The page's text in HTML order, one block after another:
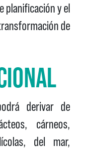
planificación y el
de
derivar de
cárneos,
del mar,